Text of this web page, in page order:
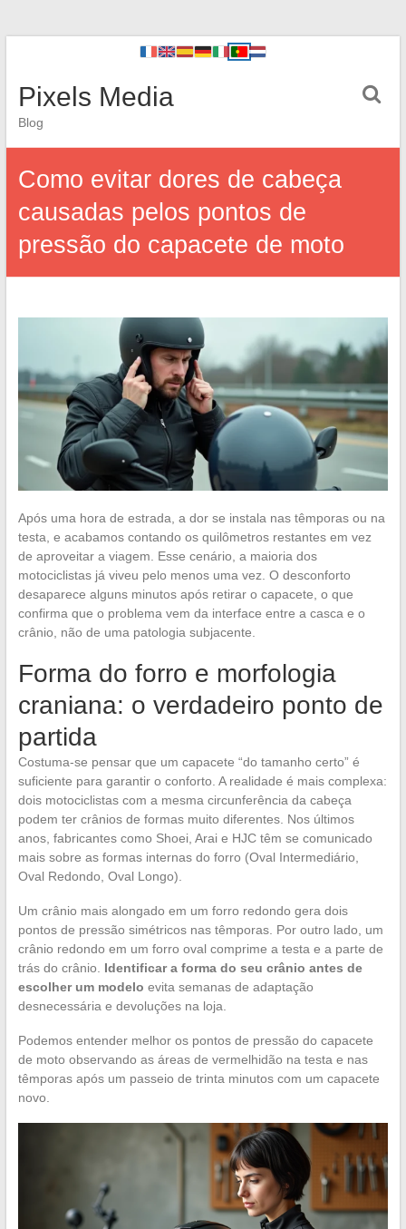
Pixels Media
Blog
Como evitar dores de cabeça
causadas pelos pontos de
pressão do capacete de moto
Após uma hora de estrada, a dor se instala nas têmporas ou na
testa, e acabamos contando os quilômetros restantes em vez
de aproveitar a viagem. Esse cenário, a maioria dos
motociclistas já viveu pelo menos uma vez. O desconforto
desaparece alguns minutos após retirar o capacete, o que
confirma que o problema vem da interface entre a casca e o
crânio, não de uma patologia subjacente.
Forma do forro e morfologia
craniana: o verdadeiro ponto de
partida
Costuma-se pensar que um capacete “do tamanho certo” é
suficiente para garantir o conforto. A realidade é mais complexa:
dois motociclistas com a mesma circunferência da cabeça
podem ter crânios de formas muito diferentes. Nos últimos
anos, fabricantes como Shoei, Arai e HJC têm se comunicado
mais sobre as formas internas do forro (Oval Intermediário,
Oval Redondo, Oval Longo).
Um crânio mais alongado em um forro redondo gera dois
pontos de pressão simétricos nas têmporas. Por outro lado, um
crânio redondo em um forro oval comprime a testa e a parte de
trás do crânio. Identificar a forma do seu crânio antes de
escolher um modelo evita semanas de adaptação
desnecessária e devoluções na loja.
Podemos entender melhor os pontos de pressão do capacete
de moto observando as áreas de vermelhidão na testa e nas
têmporas após um passeio de trinta minutos com um capacete
novo.